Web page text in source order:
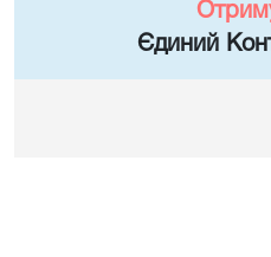
Єдиний